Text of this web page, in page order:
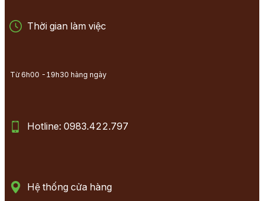
Thời gian làm việc
Từ 6h00 -19h30 hàng ngày
Hotline: 0983.422.797
Hệ thống cửa hàng